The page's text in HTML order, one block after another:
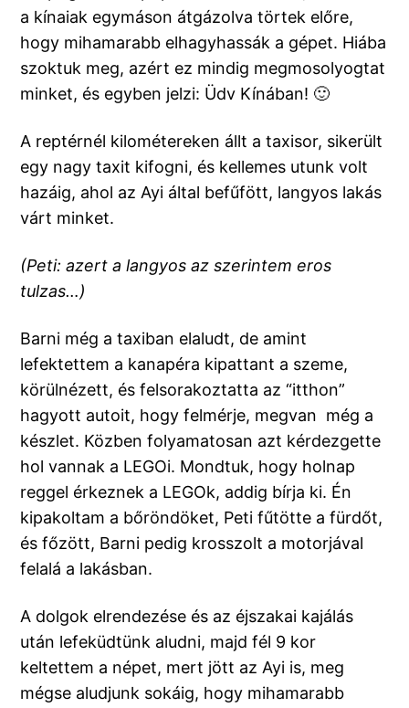
a kínaiak egymáson átgázolva törtek előre,
hogy mihamarabb elhagyhassák a gépet. Hiába
szoktuk meg, azért ez mindig megmosolyogtat
minket, és egyben jelzi: Üdv Kínában! 🙂
A reptérnél kilométereken állt a taxisor, sikerült
egy nagy taxit kifogni, és kellemes utunk volt
hazáig, ahol az Ayi által befűfött, langyos lakás
várt minket.
(Peti: azert a langyos az szerintem eros
tulzas…)
Barni még a taxiban elaludt, de amint
lefektettem a kanapéra kipattant a szeme,
körülnézett, és felsorakoztatta az “itthon”
hagyott autoit, hogy felmérje, megvan még a
készlet. Közben folyamatosan azt kérdezgette
hol vannak a LEGOi. Mondtuk, hogy holnap
reggel érkeznek a LEGOk, addig bírja ki. Én
kipakoltam a bőröndöket, Peti fűtötte a fürdőt,
és főzött, Barni pedig krosszolt a motorjával
felalá a lakásban.
A dolgok elrendezése és az éjszakai kajálás
után lefeküdtünk aludni, majd fél 9 kor
keltettem a népet, mert jött az Ayi is, meg
mégse aludjunk sokáig, hogy mihamarabb